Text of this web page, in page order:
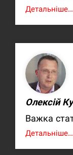
Детальніше...
Олексій
Важка
Детальніше...